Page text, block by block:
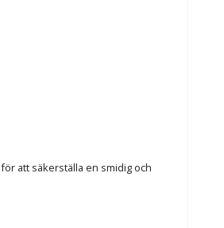
för att säkerställa en smidig och